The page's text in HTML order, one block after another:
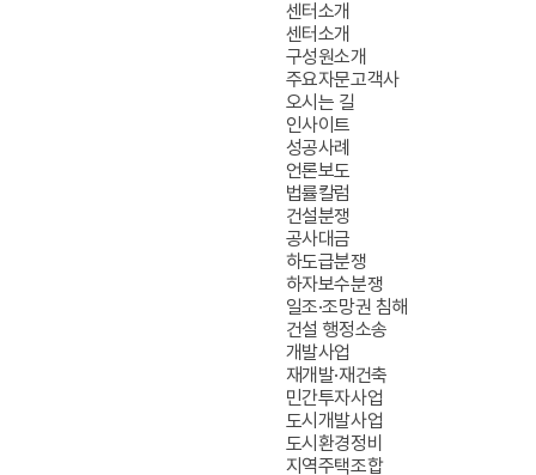
센터소개
센터소개
구성원소개
주요자문고객사
오시는 길
인사이트
성공사례
언론보도
법률칼럼
건설분쟁
공사대금
하도급분쟁
하자보수분쟁
일조·조망권 침해
건설 행정소송
개발사업
재개발·재건축
민간투자사업
도시개발사업
도시환경정비
지역주택조합